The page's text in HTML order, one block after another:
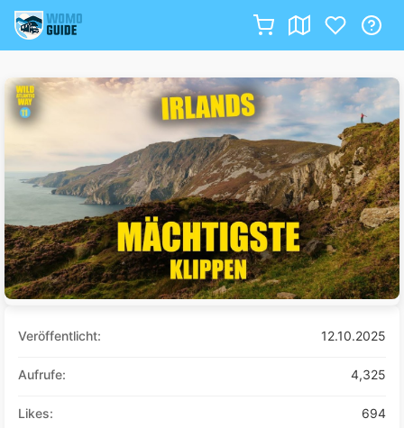
Inhalt
springen
Veröffentlicht: 12.10.2025
Aufrufe: 4,325
Likes: 694